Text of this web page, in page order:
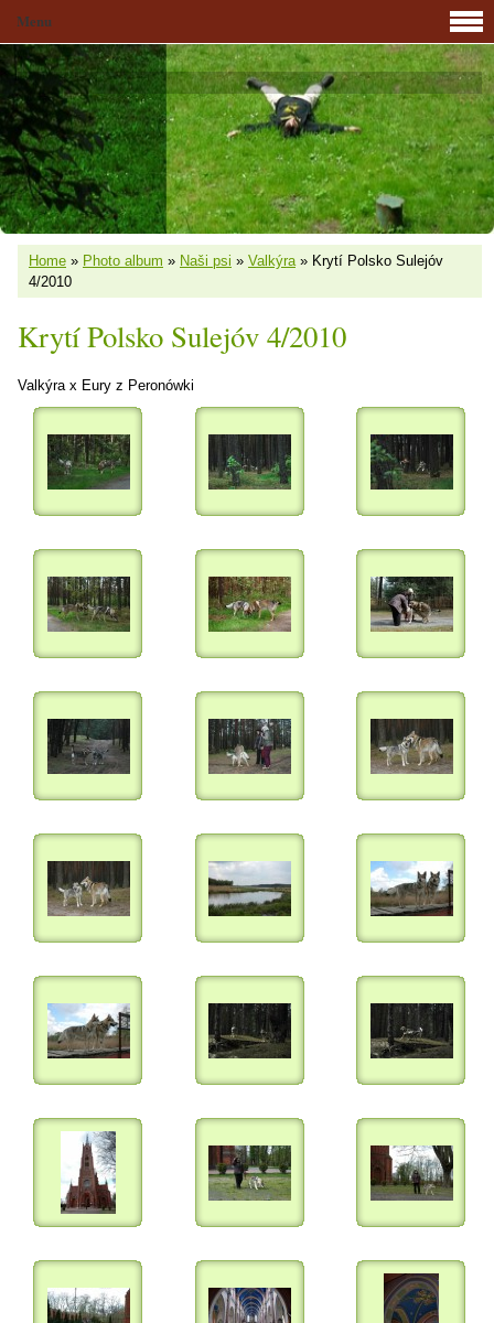
Home » Photo album » Naši psi » Valkýra» Krytí Polsko Sulejóv
4/2010
Krytí Polsko Sulejóv 4/2010
Valkýra x Eury z Peronówki
Menu